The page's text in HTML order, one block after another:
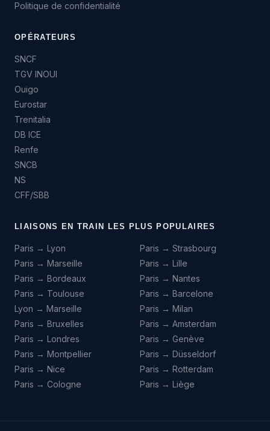
Politique de confidentialité
OPÉRATEURS
SNCF
TGV INOUI
Ouigo
Eurostar
Trenitalia
DB ICE
Renfe
SNCB
NS
CFF/SBB
LIAISONS EN TRAIN LES PLUS POPULAIRES
Paris → Lyon
Paris → Marseille
Paris → Bordeaux
Paris → Toulouse
Lyon → Marseille
Paris → Bruxelles
Paris → Londres
Paris → Montpellier
Paris → Nice
Paris → Cologne
Paris → Strasbourg
Paris → Lille
Paris → Nantes
Paris → Barcelone
Paris → Milan
Paris → Amsterdam
Paris → Genève
Paris → Düsseldorf
Paris → Rotterdam
Paris → Liège